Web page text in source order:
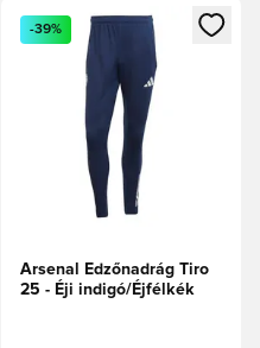
vagy a tagként
Megnyit egy modált a
-39%
Arsenal Edzőnadrág Tiro
25 - Éji indigó/Éjfélkék